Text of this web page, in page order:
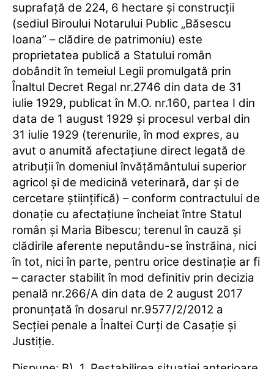
suprafaţă de 224, 6 hectare şi construcţii
(sediul Biroului Notarului Public „Băsescu
Ioana” – clădire de patrimoniu) este
proprietatea publică a Statului român
dobândit în temeiul Legii promulgată prin
Înaltul Decret Regal nr.2746 din data de 31
iulie 1929, publicat în M.O. nr.160, partea I din
data de 1 august 1929 şi procesul verbal din
31 iulie 1929 (terenurile, în mod expres, au
avut o anumită afectaţiune direct legată de
atribuţii în domeniul învăţământului superior
agricol şi de medicină veterinară, dar şi de
cercetare ştiinţifică) – conform contractului de
donaţie cu afectaţiune încheiat între Statul
român şi Maria Bibescu; terenul în cauză şi
clădirile aferente neputându-se înstrăina, nici
în tot, nici în parte, pentru orice destinaţie ar fi
– caracter stabilit în mod definitiv prin decizia
penală nr.266/A din data de 2 august 2017
pronunţată în dosarul nr.9577/2/2012 a
Secţiei penale a Înaltei Curţi de Casaţie şi
Justiţie.